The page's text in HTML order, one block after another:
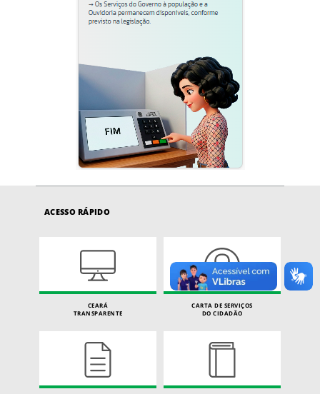
ACESSO RÁPIDO
CEARÁ
TRANSPARENTE
CARTA DE SERVIÇOS
DO CIDADÃO